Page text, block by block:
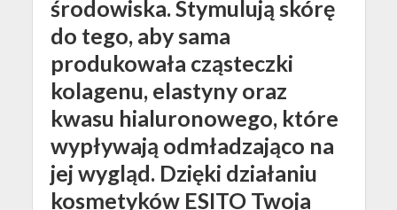
środowiska. Stymulują skórę
do tego, aby sama
produkowała cząsteczki
kolagenu, elastyny oraz
kwasu hialuronowego, które
wypływają odmładzająco na
jej wygląd. Dzięki działaniu
kosmetyków ESITO Twoja